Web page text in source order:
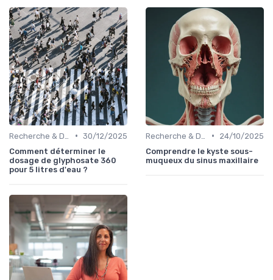
• 30/12/2025
Comment déterminer le
dosage de glyphosate 360
pour 5 litres d'eau ?
•
24/10/2025
Comprendre le kyste sous-
muqueux du sinus maxillaire